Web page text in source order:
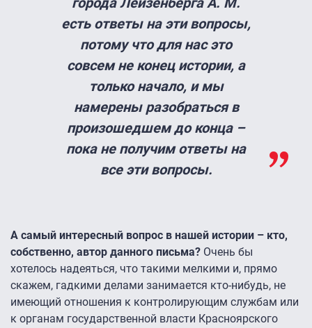
есть ответы на эти вопросы,
потому что для нас это
совсем не конец истории, а
только начало, и мы
намерены разобраться в
произошедшем до конца –
пока не получим ответы на
все эти вопросы.
А самый интересный вопрос в нашей истории – кто,
собственно, автор данного письма? Очень бы
хотелось надеяться, что такими мелкими и, прямо
скажем, гадкими делами занимается кто-нибудь, не
имеющий отношения к контролирующим службам или
к органам государственной власти Красноярского